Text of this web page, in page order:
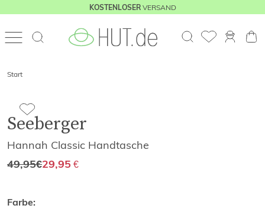
KOSTENLOSERVERSAND
Start
Seeberger
Hannah Classic Handtasche
49,95€29,95 €
Farbe: